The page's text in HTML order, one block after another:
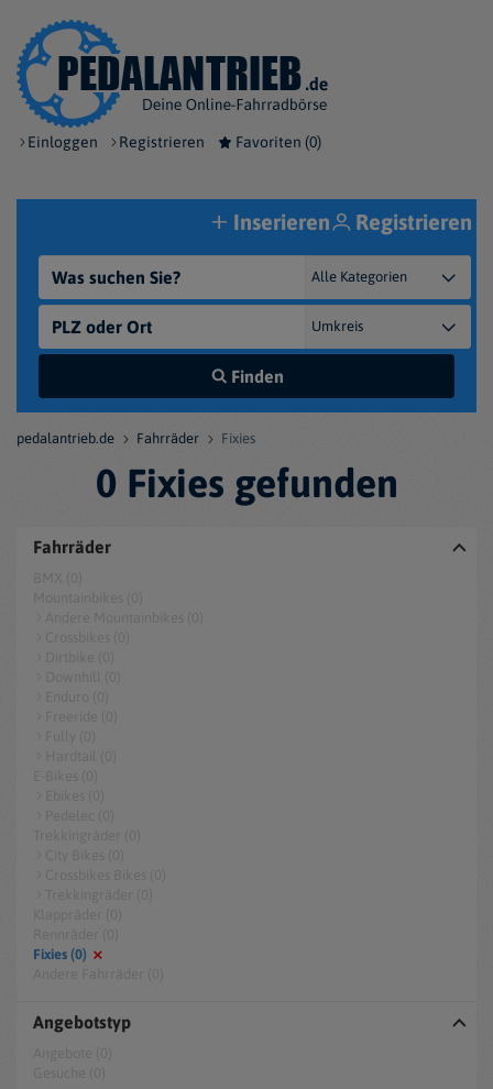
Einloggen Registrieren Favoriten (0)
Finden
Inserieren Registrieren
pedalantrieb.de Fahrräder Fixies
0 Fixies gefunden
Fahrräder
Fixies (0)
Angebotstyp